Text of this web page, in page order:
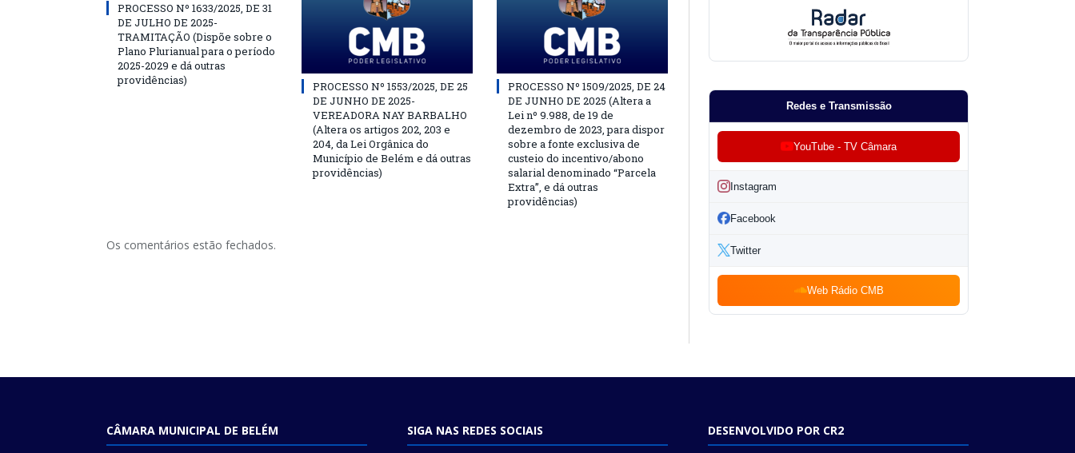
PROCESSO Nº 1633/2025, DE 31
DE JULHO DE 2025-
TRAMITAÇÃO (Dispõe sobre o
Plano Plurianual para o período
2025-2029 e dá outras
providências)
PROCESSO Nº 1553/2025, DE 25
DE JUNHO DE 2025-
VEREADORA NAY BARBALHO
(Altera os artigos 202, 203 e
204, da Lei Orgânica do
Município de Belém e dá outras
providências)
PROCESSO Nº 1509/2025, DE 24
DE JUNHO DE 2025 (Altera a
Lei nº 9.988, de 19 de
dezembro de 2023, para dispor
sobre a fonte exclusiva de
custeio do incentivo/abono
salarial denominado “Parcela
Extra”, e dá outras
providências)
Os comentários estão fechados.
Redes e Transmissão
YouTube - TV Câmara
Instagram
Facebook
Twitter
Web Rádio CMB
CÂMARA MUNICIPAL DE BELÉM SIGA NAS REDES SOCIAIS DESENVOLVIDO POR CR2